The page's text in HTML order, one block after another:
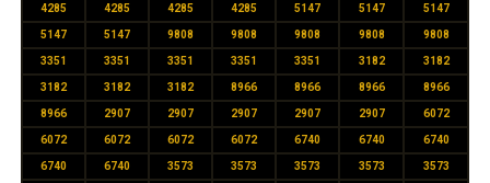
4285 4285 4285 4285 5147 5147 5147
5147 5147 9808 9808 9808 9808 9808
3351 3351 3351 3351 3351 3182 3182
3182 3182 3182 8966 8966 8966 8966
8966 2907 2907 2907 2907 2907 6072
6072 6072 6072 6072 6740 6740 6740
6740 6740 3573 3573 3573 3573 3573